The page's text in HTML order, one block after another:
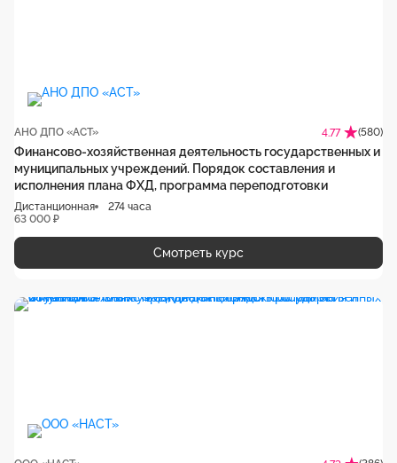
АНО ДПО «АСТ» 4.77 (580)
Финансово-хозяйственная деятельность государственных и
муниципальных учреждений. Порядок составления и
исполнения плана ФХД, программа переподготовки
Дистанционная
274 часа
63 000 ₽
Смотреть курс